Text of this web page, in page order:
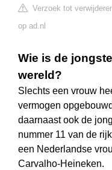
Verzoek tot
op ad.nl
Wie is de
wereld?
Slechts een vrouw
vermogen
daarnaast ook de
nummer 11 van de
een Nederlandse
Carvalho-Heineken.